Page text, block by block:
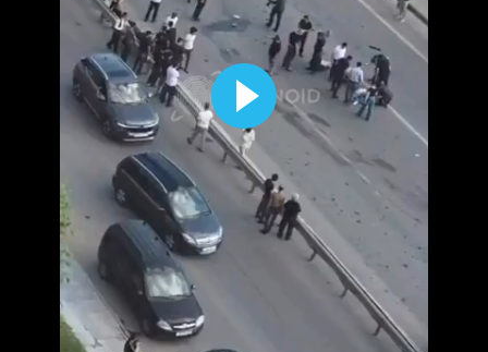
ZƏHRA QƏZA
17.06.2026
AVTOSFERTV